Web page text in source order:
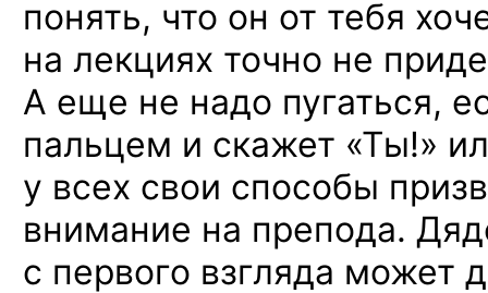
понять, что он от тебя
на лекциях точно не
А еще не надо пугаться,
пальцем и скажет «Ты!»
у всех свои способы
внимание на препода.
с первого взгляда может